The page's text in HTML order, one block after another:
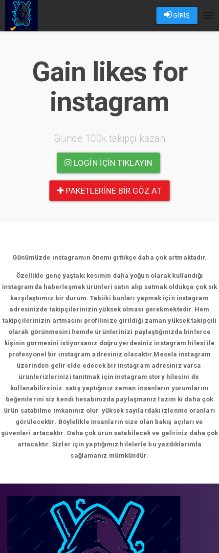
GİRİŞ
Gain likes for
instagram
Günde 100k takipçi kazan
LOGIN IÇIN TIKLAYIN
PAKETLERINE BIR GÖZ AT
Günümüzde instagramın önemi gittikçe daha çok artmaktadır.
Özellikle genç yaştaki kesimin daha yoğun olarak kullandığı
instagramda haberleşmek ürünleri satın alıp satmak oldukça çok sık
karşılaştıımız bir durum. Tabiiki bunları yapmak için instagram
adresinizde takipçilerinizin yüksek olması gerekmektedir. Hem
takipçilerinizin artmasını profilinize girildiği zaman yüksek takipçili
olarak görünmesini hemde ürünlerinizi paylaştığınızda binlerce
kişinin görmesini istiyorsanız doğru yerdesiniz instagram hilesi ile
profesyonel bir instagram adresiniz olacaktır.Mesela instagram
üzerinden gelir elde edecek bir instagram adresiniz varsa
ürünlerizlerinizi tanıtmak için instagram story hilesini de
kullanabilirsiniz. satış yaptığınız zaman insanların yorumlarını
beğenilerini siz kendi hesabınızda paylaşmanız lazım ki daha çok
ürün satabilme imkanınız olur yüksek sayılardaki izlenme oranları
görülecektir. Böylelikle insanların size olan bakış açıları ve
güvenleri artacaktır. Daha çok ürün satabilecek ve geliriniz daha çok
artacaktır. Sizler için yaptığımız hilelerle bu yazdıklarımla
sağlamanız mümkündür.